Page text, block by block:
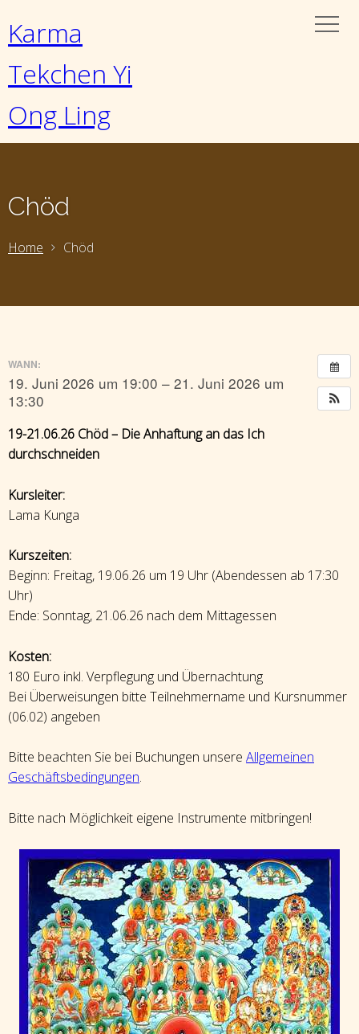
Karma
Tekchen Yi
Ong Ling
Chöd
Home Chöd
WANN:
19. Juni 2026 um 19:00 – 21. Juni 2026 um
13:30
19-21.06.26 Chöd – Die Anhaftung an das Ich
durchschneiden
Kursleiter:
Lama Kunga
Kurszeiten:
Beginn: Freitag, 19.06.26 um 19 Uhr (Abendessen ab 17:30
Uhr)
Ende: Sonntag, 21.06.26 nach dem Mittagessen
Kosten:
180 Euro inkl. Verpflegung und Übernachtung
Bei Überweisungen bitte Teilnehmername und Kursnummer
(06.02) angeben
Bitte beachten Sie bei Buchungen unsere Allgemeinen
Geschäftsbedingungen.
Bitte nach Möglichkeit eigene Instrumente mitbringen!